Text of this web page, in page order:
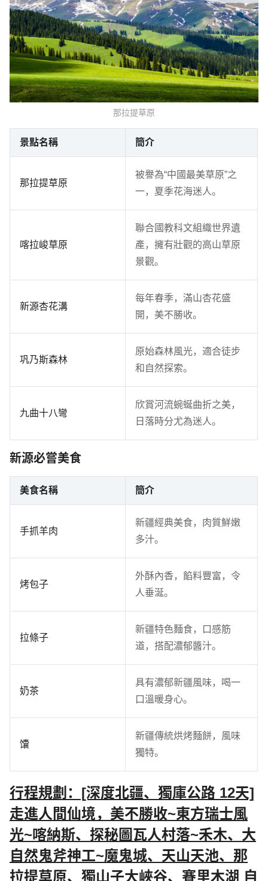
那拉提草原
景點名稱 簡介
那拉提草原
被譽為“中國最美草原”之
一，夏季花海迷人。
喀拉峻草原
聯合國教科文組織世界遺
產，擁有壯觀的高山草原
景觀。
新源杏花溝
每年春季，滿山杏花盛
開，美不勝收。
巩乃斯森林
原始森林風光，適合徒步
和自然探索。
九曲十八彎
欣賞河流蜿蜒曲折之美，
日落時分尤為迷人。
新源必嘗美食
美食名稱 簡介
手抓羊肉
新疆經典美食，肉質鮮嫩
多汁。
烤包子
外酥內香，餡料豐富，令
人垂涎。
拉條子
新疆特色麵食，口感筋
道，搭配濃郁醬汁。
奶茶
具有濃郁新疆風味，喝一
口溫暖身心。
馕
新疆傳統烘烤麵餅，風味
獨特。
行程規劃：[深度北疆、獨庫公路 12天]
走進人間仙境，美不勝收~東方瑞士風
光~喀納斯、探秘圖瓦人村落~禾木、大
自然鬼斧神工~魔鬼城、天山天池、那
拉提草原、獨山子大峽谷、賽里木湖 自